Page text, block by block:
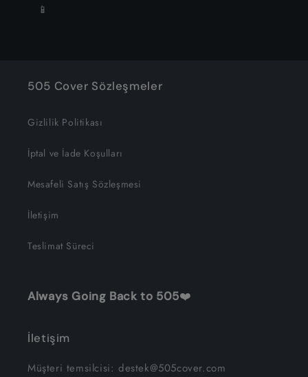
📱
505 Cover Sözleşmeler
Gizlilik Politikası
İptal ve İade Koşulları
Mesafeli Satış Sözleşmesi
İletişim
Teslimat Süreci
Always Going Back to 505❤️
İletişim
Müşteri temsilcisi: destek@505cover.com